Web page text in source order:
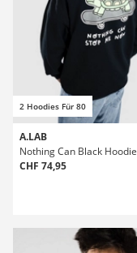
2 Hoodies Für 80
A.LAB
Nothing Can Black Hoodie
CHF 74,95